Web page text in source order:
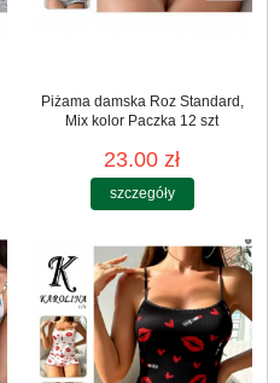
Piżama damska Roz Standard,
Mix kolor Paczka 12 szt
23.00 zł
szczegóły